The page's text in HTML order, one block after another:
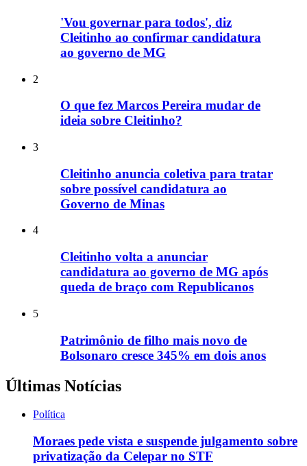
'Vou governar para todos', diz
Cleitinho ao confirmar candidatura
ao governo de MG
2
O que fez Marcos Pereira mudar de
ideia sobre Cleitinho?
3
Cleitinho anuncia coletiva para tratar
sobre possível candidatura ao
Governo de Minas
4
Cleitinho volta a anunciar
candidatura ao governo de MG após
queda de braço com Republicanos
5
Patrimônio de filho mais novo de
Bolsonaro cresce 345% em dois anos
Últimas Notícias
Política
Moraes pede vista e suspende julgamento sobre
privatização da Celepar no STF